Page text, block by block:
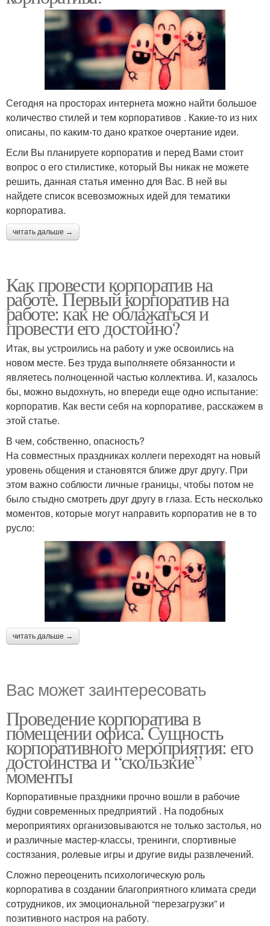
Сегодня на просторах интернета можно найти большое
количество стилей и тем корпоративов . Какие-то из них
описаны, по каким-то дано краткое очертание идеи.
Если Вы планируете корпоратив и перед Вами стоит
вопрос о его стилистике, который Вы никак не можете
решить, данная статья именно для Вас. В ней вы
найдете список всевозможных идей для тематики
корпоратива.
читать дальше →
Как провести корпоратив на
работе. Первый корпоратив на
работе: как не облажаться и
провести его достойно?
Итак, вы устроились на работу и уже освоились на
новом месте. Без труда выполняете обязанности и
являетесь полноценной частью коллектива. И, казалось
бы, можно выдохнуть, но впереди еще одно испытание:
корпоратив. Как вести себя на корпоративе, расскажем в
этой статье.
В чем, собственно, опасность?
На совместных праздниках коллеги переходят на новый
уровень общения и становятся ближе друг другу. При
этом важно соблюсти личные границы, чтобы потом не
было стыдно смотреть друг другу в глаза. Есть несколько
моментов, которые могут направить корпоратив не в то
русло:
читать дальше →
Вас может заинтересовать
Проведение корпоратива в
помещении офиса. Сущность
корпоративного мероприятия: его
достоинства и “скользкие”
моменты
Корпоративные праздники прочно вошли в рабочие
будни современных предприятий . На подобных
мероприятиях организовываются не только застолья, но
и различные мастер-классы, тренинги, спортивные
состязания, ролевые игры и другие виды развлечений.
Сложно переоценить психологическую роль
корпоратива в создании благоприятного климата среди
сотрудников, их эмоциональной “перезагрузки” и
позитивного настроя на работу.